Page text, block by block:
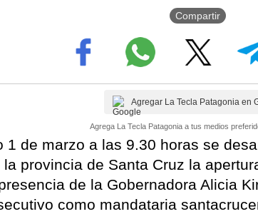
Compartir
Agregar La Tecla Patagonia en
Agrega La Tecla Patagonia a tus medios
1 de marzo a las 9.30 horas se
la provincia de Santa Cruz la
de la Gobernadora Alicia
como mandataria